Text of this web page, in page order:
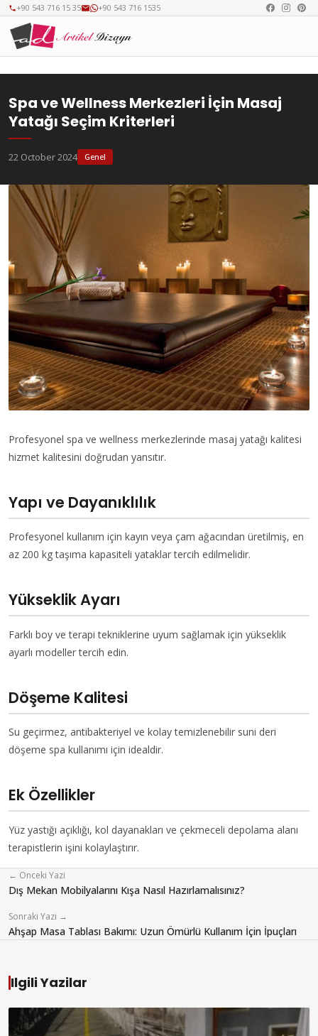
+90 543 716 15 35 +90 543 716 1535
Spa ve Wellness Merkezleri İçin Masaj
Yatağı Seçim Kriterleri
22 October 2024 Genel
Profesyonel spa ve wellness merkezlerinde masaj yatağı kalitesi
hizmet kalitesini doğrudan yansıtır.
Yapı ve Dayanıklılık
Profesyonel kullanım için kayın veya çam ağacından üretilmiş, en
az 200 kg taşıma kapasiteli yataklar tercih edilmelidir.
Yükseklik Ayarı
Farklı boy ve terapi tekniklerine uyum sağlamak için yükseklik
ayarlı modeller tercih edin.
Döşeme Kalitesi
Su geçirmez, antibakteriyel ve kolay temizlenebilir suni deri
döşeme spa kullanımı için idealdir.
Ek Özellikler
Yüz yastığı açıklığı, kol dayanakları ve çekmeceli depolama alanı
terapistlerin işini kolaylaştırır.
← Onceki Yazi
Dış Mekan Mobilyalarını Kışa Nasıl Hazırlamalısınız?
Sonraki Yazi →
Ahşap Masa Tablası Bakımı: Uzun Ömürlü Kullanım İçin İpuçları
Ilgili Yazilar